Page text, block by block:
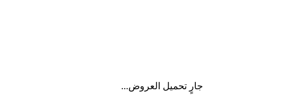
جارٍ تحميل العروض...